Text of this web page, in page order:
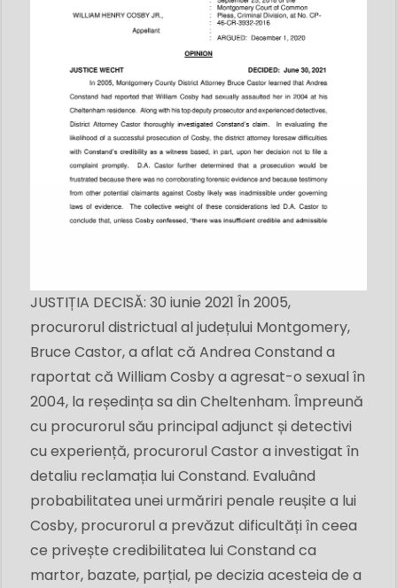
JUSTIȚIA DECISĂ: 30 iunie 2021 În 2005,
procurorul districtual al județului Montgomery,
Bruce Castor, a aflat că Andrea Constand a
raportat că William Cosby a agresat-o sexual în
2004, la reședința sa din Cheltenham. Împreună
cu procurorul său principal adjunct și detectivi
cu experiență, procurorul Castor a investigat în
detaliu reclamația lui Constand. Evaluând
probabilitatea unei urmăriri penale reușite a lui
Cosby, procurorul a prevăzut dificultăți în ceea
ce privește credibilitatea lui Constand ca
martor, bazate, parțial, pe decizia acesteia de a